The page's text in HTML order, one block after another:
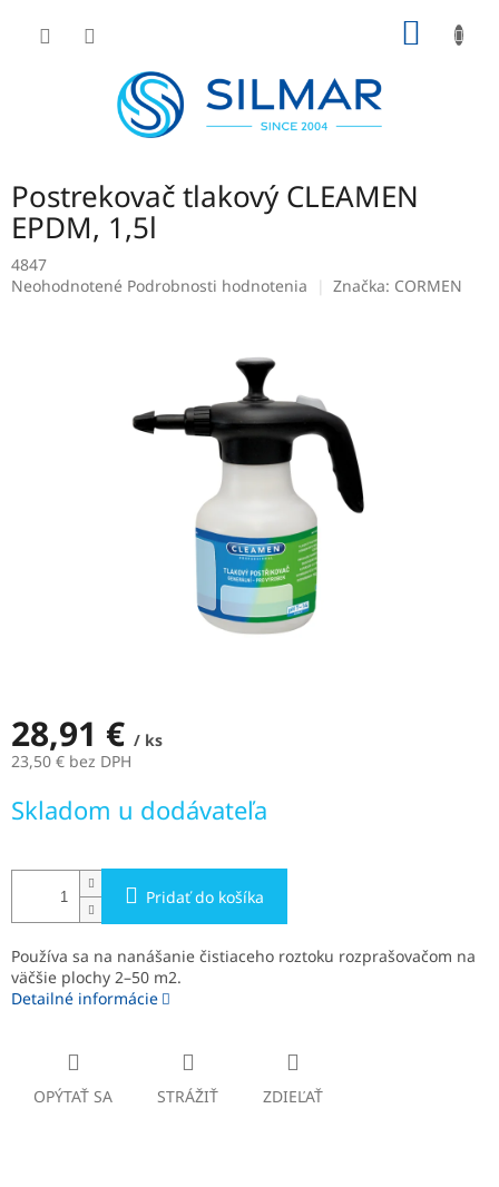
Postrekovač tlakový CLEAMEN
EPDM, 1,5l
4847
Priemerné
Neohodnotené Podrobnosti hodnotenia Značka: CORMEN
28,91 € / ks
23,50 € bez DPH
cena:
Skladom u dodávateľa
Pridať do košíka
Používa sa na nanášanie čistiaceho roztoku rozprašovačom na
väčšie plochy 2–50 m2.
Detailné informácie
OPÝTAŤ SA STRÁŽIŤ ZDIEĽAŤ